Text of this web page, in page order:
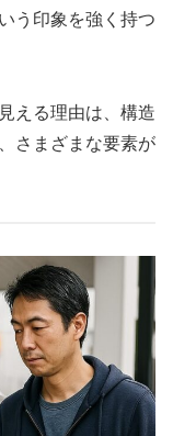
う印象を強く持つ
える理由は、構造
さまざまな要素が